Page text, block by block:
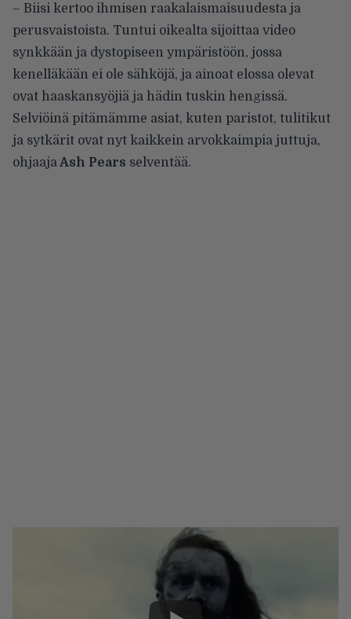
– Biisi kertoo ihmisen raakalaismaisuudesta ja
perusvaistoista. Tuntui oikealta sijoittaa video
synkkään ja dystopiseen ympäristöön, jossa
kenelläkään ei ole sähköjä, ja ainoat elossa olevat
ovat haaskansyöjiä ja hädin tuskin hengissä.
Selviöinä pitämämme asiat, kuten paristot, tulitikut
ja sytkärit ovat nyt kaikkein arvokkaimpia juttuja,
ohjaajaAsh Pears selventää.